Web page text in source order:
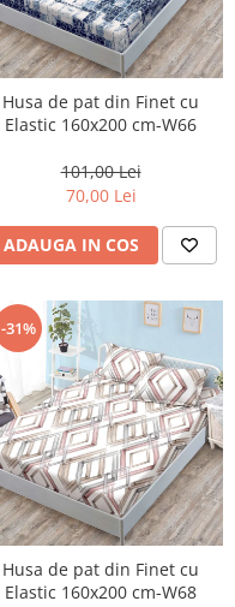
Husa de pat din Finet cu
Elastic 160x200 cm-W66
101,00 Lei
70,00 Lei
ADAUGA IN COS
-31%
Husa de pat din Finet cu
Elastic 160x200 cm-W68